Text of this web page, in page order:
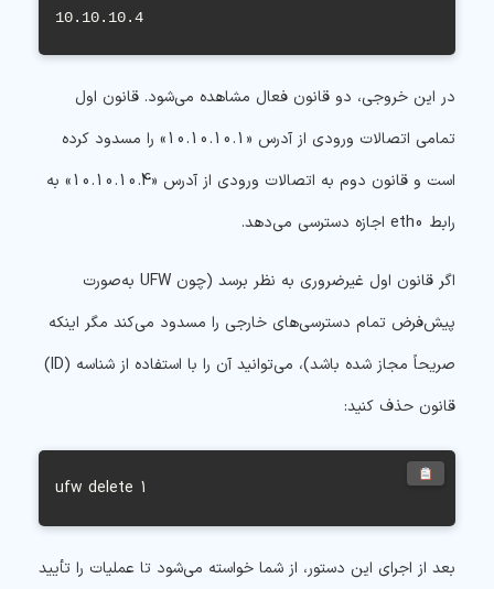
10.10.10.4
در این خروجی، دو قانون فعال مشاهده می‌شود. قانون اول
تمامی اتصالات ورودی از آدرس «10.10.10.1» را مسدود کرده
است و قانون دوم به اتصالات ورودی از آدرس «10.10.10.4» به
رابط eth0 اجازه دسترسی می‌دهد.
اگر قانون اول غیرضروری به نظر برسد (چون UFW به‌صورت
پیش‌فرض تمام دسترسی‌های خارجی را مسدود می‌کند مگر اینکه
صریحاً مجاز شده باشد)، می‌توانید آن را با استفاده از شناسه (ID)
قانون حذف کنید:
ufw delete 1
بعد از اجرای این دستور، از شما خواسته می‌شود تا عملیات را تأیید